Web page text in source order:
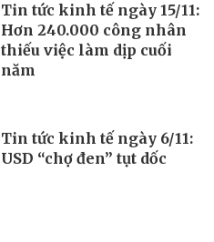
Tin tức kinh tế ngày 15/11:
Hơn 240.000 công nhân
thiếu việc làm dịp cuối
năm
Tin tức kinh tế ngày 6/11:
USD “chợ đen” tụt dốc